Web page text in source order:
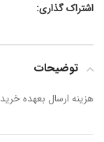
اشتراک گذاری:
توضیحات
هزینه ارسال بعهده